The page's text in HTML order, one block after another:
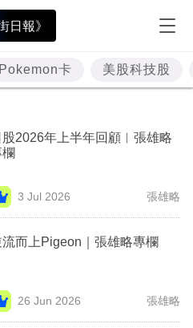
日報》
Pokemon卡 美股科技股
股2026年上半年回顧︳張雄略
3 Jul 2026 張雄略
流而上Pigeon｜張雄略專欄
26 Jun 2026 張雄略